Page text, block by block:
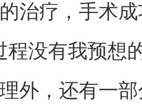
治疗，手术
没有我预想
外，还有一